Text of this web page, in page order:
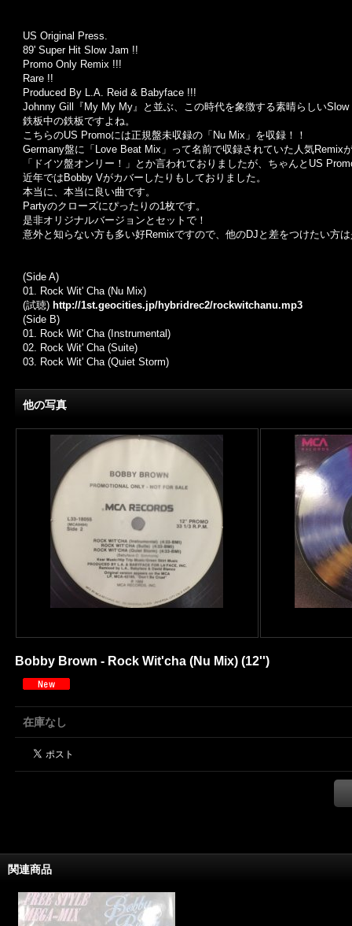
US Original Press.
89' Super Hit Slow Jam !!
Promo Only Remix !!!
Rare !!
Produced By L.A. Reid & Babyface !!!
Johnny Gill『My My My』と並ぶ、この時代を象徴する素晴らしいSlow
鉄板中の鉄板ですよね。
こちらのUS Promoには正規盤未収録の「Nu Mix」を収録！！
Germany盤に「Love Beat Mix」って名前で収録されていた人気Remix
「ドイツ盤オンリー！」とか言われておりましたが、ちゃんとUS
近年ではBobby Vがカバーしたりもしておりました。
本当に、本当に良い曲です。
Partyのクローズにぴったりの1枚です。
是非オリジナルバージョンとセットで！
意外と知らない方も多い好Remixですので、他のDJと差をつけたい方
(Side A)
01. Rock Wit' Cha (Nu Mix)
(試聴) http://1st.geocities.jp/hybridrec2/rockwitchanu.mp3
(Side B)
01. Rock Wit' Cha (Instrumental)
02. Rock Wit' Cha (Suite)
03. Rock Wit' Cha (Quiet Storm)
他の写真
Bobby Brown - Rock Wit'cha (Nu Mix) (12'')
在庫なし
関連商品